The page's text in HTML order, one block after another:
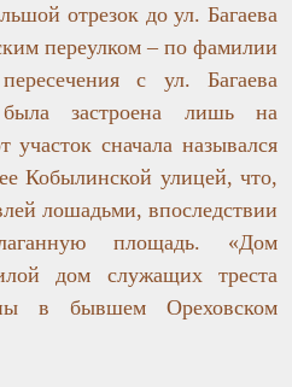
отрезок до ул. Багаева
переулком – по фамилии
с ул. Багаева
застроена лишь на
участок сначала назывался
Кобылинской улицей, что,
лошадьми, впоследствии
площадь. «Дом
дом служащих треста
в бывшем Ореховском